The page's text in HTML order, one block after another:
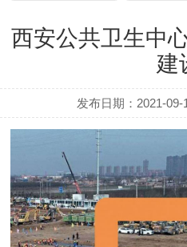
西安公共卫生中
建
发布日期：2021-09-